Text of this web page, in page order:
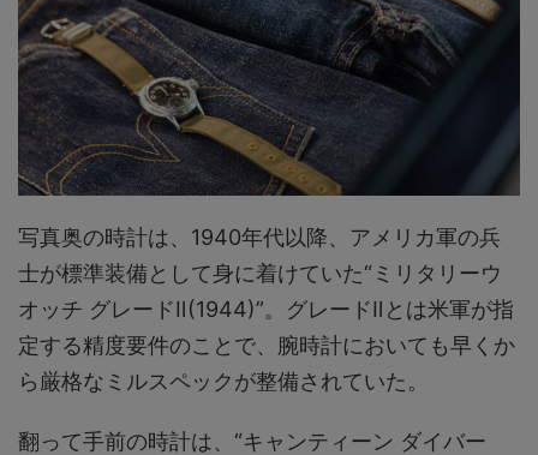
写真奥の時計は、1940年代以降、アメリカ軍の兵
士が標準装備として身に着けていた“ミリタリーウ
オッチ グレードⅡ(1944)”。グレードⅡとは米軍が指
定する精度要件のことで、腕時計においても早くか
ら厳格なミルスペックが整備されていた。
翻って手前の時計は、“キャンティーン ダイバー